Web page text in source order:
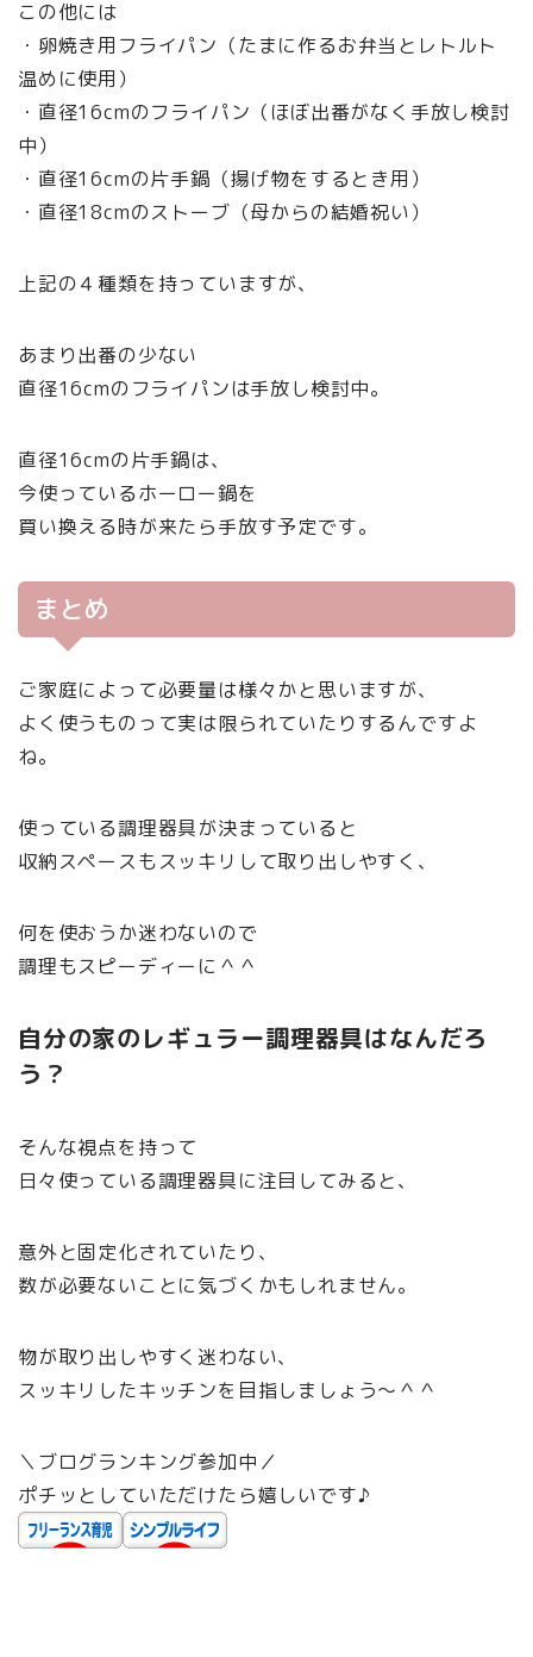
この他には
・卵焼き用フライパン（たまに作るお弁当とレトルト
温めに使用）
・直径16cmのフライパン（ほぼ出番がなく手放し検討
中）
・直径16cmの片手鍋（揚げ物をするとき用）
・直径18cmのストーブ（母からの結婚祝い）
上記の４種類を持っていますが、
あまり出番の少ない
直径16cmのフライパンは手放し検討中。
直径16cmの片手鍋は、
今使っているホーロー鍋を
買い換える時が来たら手放す予定です。
まとめ
ご家庭によって必要量は様々かと思いますが、
よく使うものって実は限られていたりするんですよ
ね。
使っている調理器具が決まっていると
収納スペースもスッキリして取り出しやすく、
何を使おうか迷わないので
調理もスピーディーに＾＾
自分の家のレギュラー調理器具はなんだろ
う？
そんな視点を持って
日々使っている調理器具に注目してみると、
意外と固定化されていたり、
数が必要ないことに気づくかもしれません。
物が取り出しやすく迷わない、
スッキリしたキッチンを目指しましょう〜＾＾
＼ブログランキング参加中／
ポチッとしていただけたら嬉しいです♪